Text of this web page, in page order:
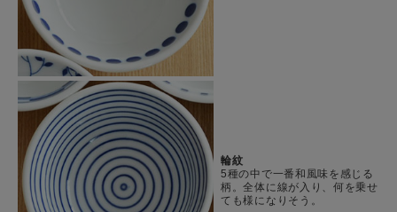
輪紋
5種の中で一番和風味を感じる
柄。全体に線が入り、何を乗せ
ても様になりそう。